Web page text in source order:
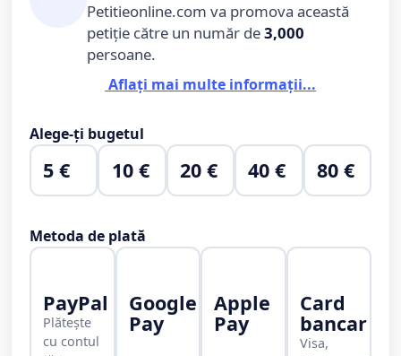
Petitieonline.com va promova această
petiție către un număr de3,000
persoane.
Aflați mai multe informații...
Alege-ți bugetul
5 € 10 € 20 € 40 € 80 €
Metoda de plată
PayPal
Plătește
cu contul
Google
Pay
Apple
Pay
Card
bancar
Visa,